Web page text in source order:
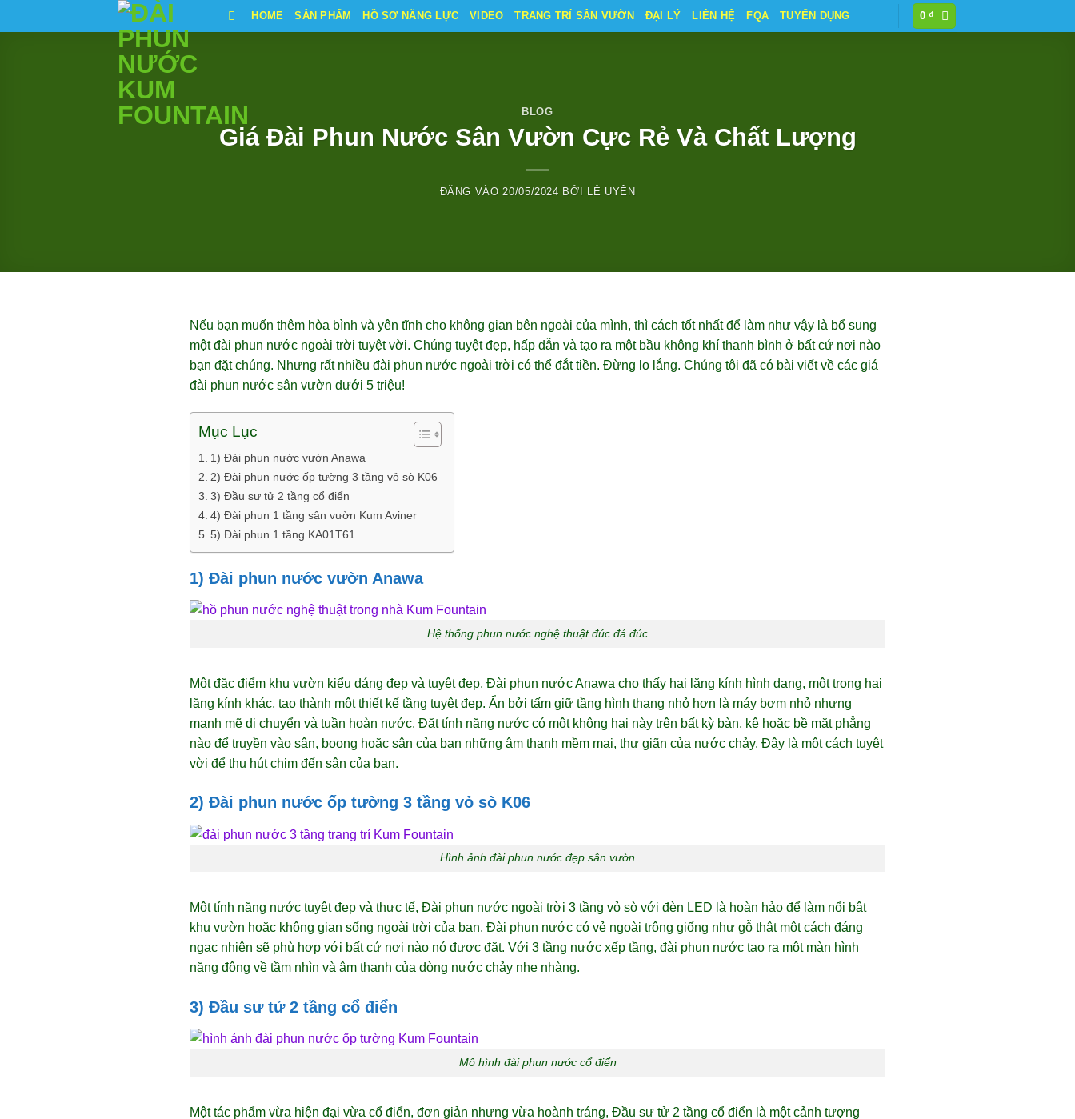
qua
HOME SẢN PHẨM HỒ SƠ NĂNG LỰC VIDEO TRANG TRÍ SÂN VƯỜN ĐẠI LÝ LIÊN HỆ FQA TUYỂN DỤNG 0₫
BLOG
Giá Đài Phun Nước Sân Vườn Cực Rẻ Và Chất Lượng
ĐĂNG VÀO20/05/2024 BỞI LÊ UYÊN
Nếu bạn muốn thêm hòa bình và yên tĩnh cho không gian bên ngoài của mình, thì cách tốt nhất để làm như vậy là bổ sung
một đài phun nước ngoài trời tuyệt vời. Chúng tuyệt đẹp, hấp dẫn và tạo ra một bầu không khí thanh bình ở bất cứ nơi nào
bạn đặt chúng. Nhưng rất nhiều đài phun nước ngoài trời có thể đắt tiền. Đừng lo lắng. Chúng tôi đã có bài viết về các giá
đài phun nước sân vườn dưới 5 triệu!
Mục Lục
1) Đài phun nước vườn Anawa
2) Đài phun nước ốp tường 3 tầng vỏ sò K06
3) Đầu sư tử 2 tầng cổ điển
4) Đài phun 1 tầng sân vườn Kum Aviner
5) Đài phun 1 tầng KA01T61
1) Đài phun nước vườn Anawa
Hệ thống phun nước nghệ thuật đúc đá đúc
Một đặc điểm khu vườn kiểu dáng đẹp và tuyệt đẹp, Đài phun nước Anawa cho thấy hai lăng kính hình dạng, một trong hai
lăng kính khác, tạo thành một thiết kế tầng tuyệt đẹp. Ẩn bởi tấm giữ tầng hình thang nhỏ hơn là máy bơm nhỏ nhưng
mạnh mẽ di chuyển và tuần hoàn nước. Đặt tính năng nước có một không hai này trên bất kỳ bàn, kệ hoặc bề mặt phẳng
nào để truyền vào sân, boong hoặc sân của bạn những âm thanh mềm mại, thư giãn của nước chảy. Đây là một cách tuyệt
vời để thu hút chim đến sân của bạn.
2) Đài phun nước ốp tường 3 tầng vỏ sò K06
Hình ảnh đài phun nước đẹp sân vườn
Một tính năng nước tuyệt đẹp và thực tế, Đài phun nước ngoài trời 3 tầng vỏ sò với đèn LED là hoàn hảo để làm nổi bật
khu vườn hoặc không gian sống ngoài trời của bạn. Đài phun nước có vẻ ngoài trông giống như gỗ thật một cách đáng
ngạc nhiên sẽ phù hợp với bất cứ nơi nào nó được đặt. Với 3 tầng nước xếp tầng, đài phun nước tạo ra một màn hình
năng động về tầm nhìn và âm thanh của dòng nước chảy nhẹ nhàng.
3) Đầu sư tử 2 tầng cổ điển
Mô hình đài phun nước cổ điển
Một tác phẩm vừa hiện đại vừa cổ điển, đơn giản nhưng vừa hoành tráng, Đầu sư tử 2 tầng cổ điển là một cảnh tượng